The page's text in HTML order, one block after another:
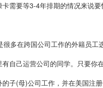
需要等3-4年排期的情况来说要
多在跨国公司工作的外籍员工
自己运营公司的同学。只要你
的子(母)公司工作，并在美国注